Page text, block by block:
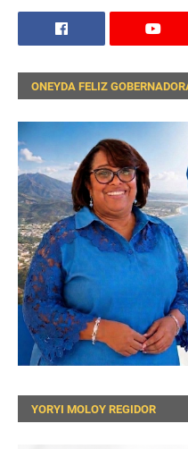
ONEYDA FELIZ
YORYI MOLOY REGIDOR